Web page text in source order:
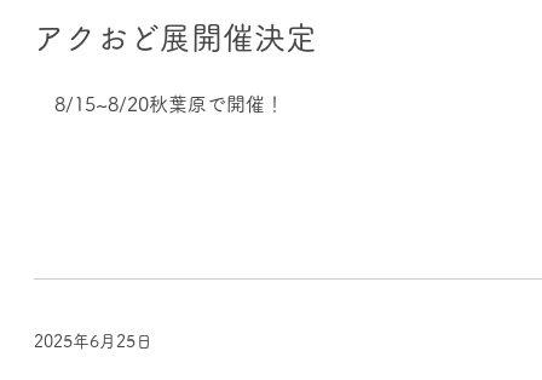
アクおど展開催決定
8/15~8/20秋葉原で開催！
2025年6月25日